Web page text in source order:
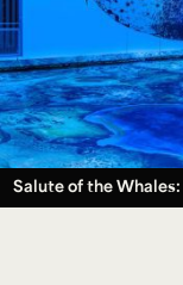
Salute of the Whales: